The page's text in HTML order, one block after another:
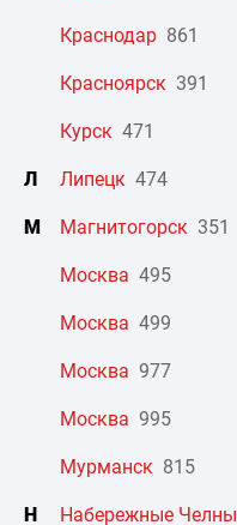
Краснодар 861
Красноярск 391
Курск 471
Л Липецк 474
М Магнитогорск 351
Москва 495
Москва 499
Москва 977
Москва 995
Мурманск 815
Н Набережные Челны